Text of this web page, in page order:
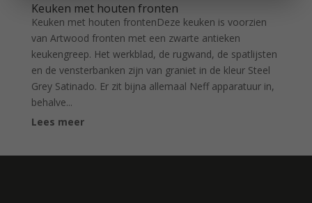
Keuken met houten fronten
Keuken met houten frontenDeze keuken is voorzien
van Artwood fronten met een zwarte antieken
keukengreep. Het werkblad, de rugwand, de spatlijsten
en de vensterbanken zijn van graniet in de kleur Steel
Grey Satinado. Er zit bijna allemaal Neff apparatuur in,
behalve...
Lees meer